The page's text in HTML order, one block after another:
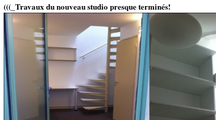
(((_Travaux du nouveau studio presque terminés!